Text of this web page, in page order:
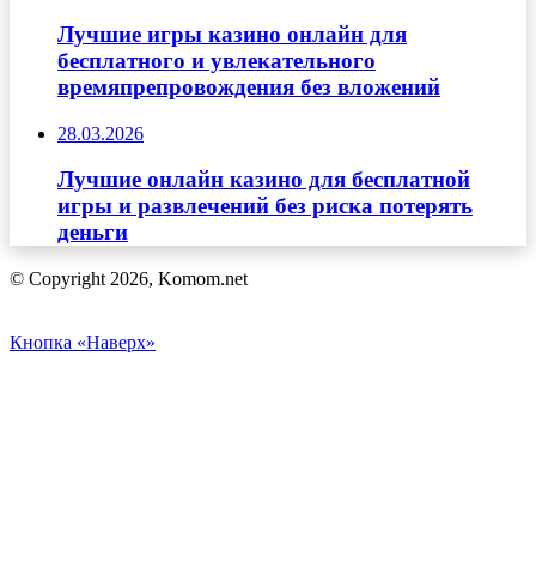
Лучшие игры казино онлайн для
бесплатного и увлекательного
времяпрепровождения без вложений
28.03.2026
Лучшие онлайн казино для бесплатной
игры и развлечений без риска потерять
деньги
© Copyright 2026, Komom.net
Кнопка «Наверх»